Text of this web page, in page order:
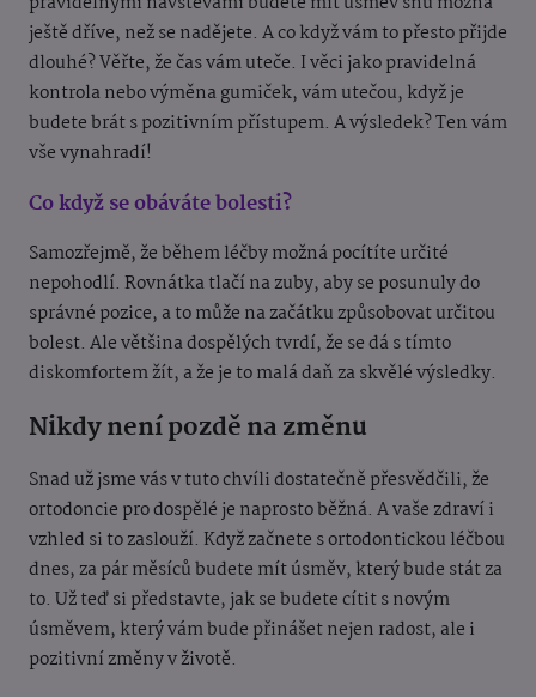
ještě dříve, než se nadějete. A co když vám to přesto přijde
dlouhé? Věřte, že čas vám uteče. I věci jako pravidelná
kontrola nebo výměna gumiček, vám utečou, když je
budete brát s pozitivním přístupem. A výsledek? Ten vám
vše vynahradí!
Co když se obáváte bolesti?
Samozřejmě, že během léčby možná pocítíte určité
nepohodlí. Rovnátka tlačí na zuby, aby se posunuly do
správné pozice, a to může na začátku způsobovat určitou
bolest. Ale většina dospělých tvrdí, že se dá s tímto
diskomfortem žít, a že je to malá daň za skvělé výsledky.
Nikdy není pozdě na změnu
Snad už jsme vás v tuto chvíli dostatečně přesvědčili, že
ortodoncie pro dospělé je naprosto běžná. A vaše zdraví i
vzhled si to zaslouží. Když začnete s ortodontickou léčbou
dnes, za pár měsíců budete mít úsměv, který bude stát za
to. Už teď si představte, jak se budete cítit s novým
úsměvem, který vám bude přinášet nejen radost, ale i
pozitivní změny v životě.